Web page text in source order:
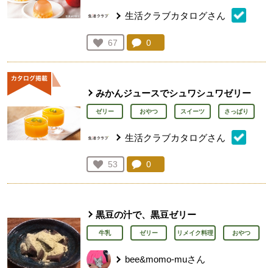
生活クラブカタログさん
お気に入り登録：
67
人が登録
コメント：
0
みかんジュースでシュワシュワゼリー
ゼリー おやつ スイーツ さっぱり
生活クラブカタログさん
お気に入り登録：
53
人が登録
コメント：
0
黒豆の汁で、黒豆ゼリー
牛乳 ゼリー リメイク料理 おやつ
bee&momo-muさん